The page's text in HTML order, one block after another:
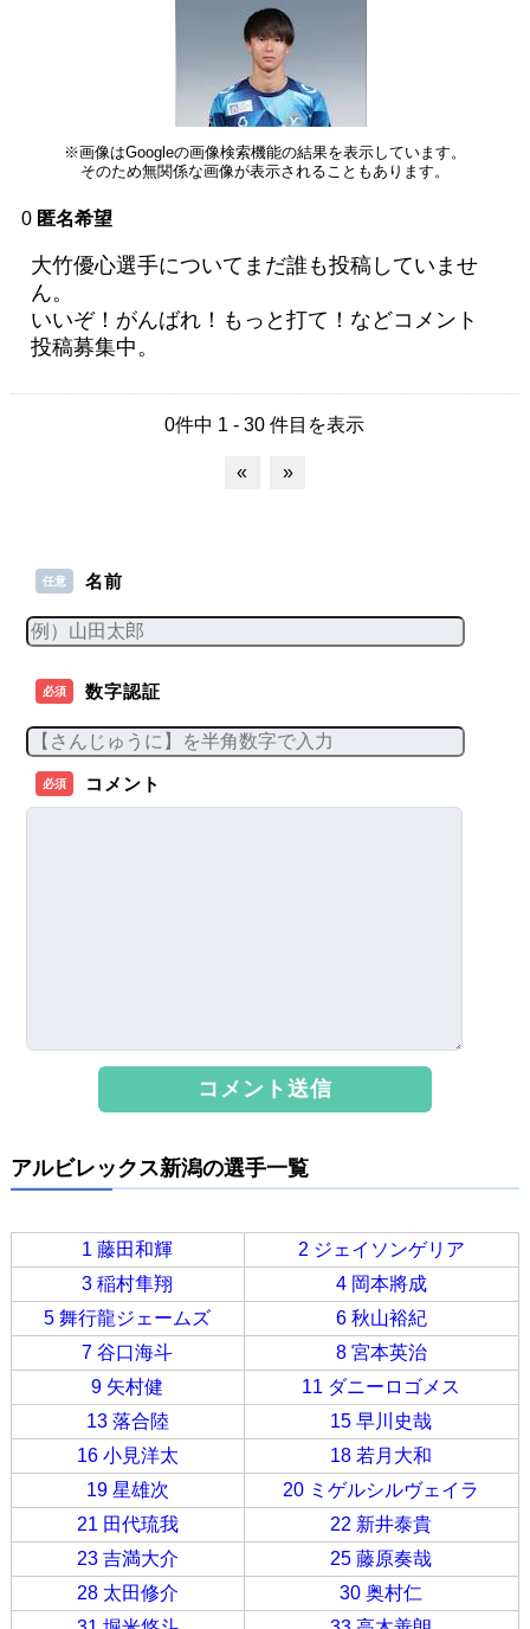
※画像はGoogleの画像検索機能の結果を表示しています。
そのため無関係な画像が表示されることもあります。
0 匿名希望
大竹優心選手についてまだ誰も投稿していませ
ん。
いいぞ！がんばれ！もっと打て！などコメント
投稿募集中。
0件中 1 - 30 件目を表示
« »
任意 名前
必須 数字認証
必須 コメント
アルビレックス新潟の選手一覧
1 藤田和輝
2 ジェイソンゲリア
3 稲村隼翔
4 岡本將成
5 舞行龍ジェームズ
6 秋山裕紀
7 谷口海斗
8 宮本英治
9 矢村健
11 ダニーロゴメス
13 落合陸
15 早川史哉
16 小見洋太
18 若月大和
19 星雄次
20 ミゲルシルヴェイラ
21 田代琉我
22 新井泰貴
23 吉満大介
25 藤原奏哉
28 太田修介
30 奥村仁